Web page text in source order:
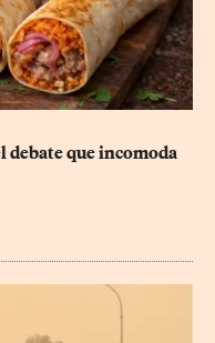
debate que incomoda